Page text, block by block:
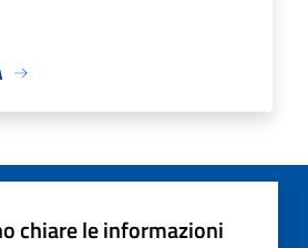
chiare le informazioni